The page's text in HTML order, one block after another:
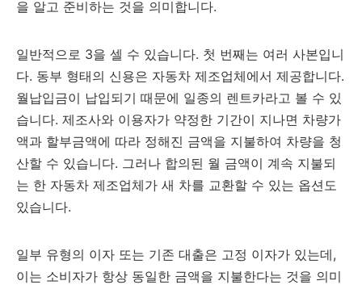
을 알고 준비하는 것을 의미합니다.
일반적으로 3을 셀 수 있습니다. 첫 번째는 여러 사본입니
다. 동부 형태의 신용은 자동차 제조업체에서 제공합니다.
월납입금이 납입되기 때문에 일종의 렌트카라고 볼 수 있
습니다. 제조사와 이용자가 약정한 기간이 지나면 차량가
액과 할부금액에 따라 정해진 금액을 지불하여 차량을 청
산할 수 있습니다. 그러나 합의된 월 금액이 계속 지불되
는 한 자동차 제조업체가 새 차를 교환할 수 있는 옵션도
있습니다.
일부 유형의 이자 또는 기존 대출은 고정 이자가 있는데,
이는 소비자가 항상 동일한 금액을 지불한다는 것을 의미